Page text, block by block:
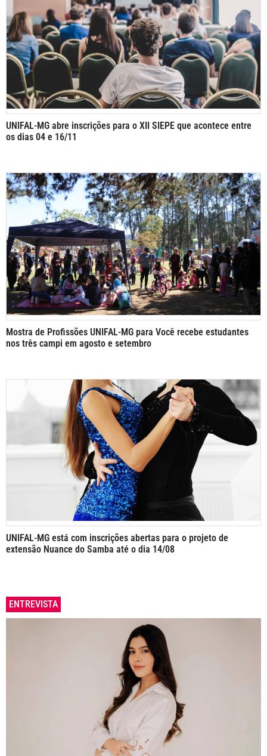
UNIFAL-MG abre inscrições para o XII SIEPE que acontece entre
os dias 04 e 16/11
Mostra de Profissões UNIFAL-MG para Você recebe estudantes
nos três campi em agosto e setembro
UNIFAL-MG está com inscrições abertas para o projeto de
extensão Nuance do Samba até o dia 14/08
ENTREVISTA